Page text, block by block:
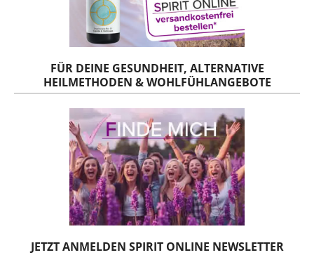
FÜR DEINE GESUNDHEIT, ALTERNATIVE
HEILMETHODEN & WOHLFÜHLANGEBOTE
JETZT ANMELDEN SPIRIT ONLINE NEWSLETTER